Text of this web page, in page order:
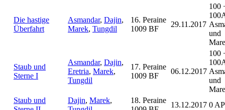
Die hastige
Überfahrt
Asmandar, Dajin,
Marek, Tungdil
16. Peraine
1009 BF
29.11.2017
100
und
Staub und
Sterne I
Asmandar, Dajin,
Eretria, Marek,
Tungdil
17. Peraine
1009 BF
06.12.2017
100
und
Staub und
Dajin, Marek,
18. Peraine
13.12.2017 0 AP